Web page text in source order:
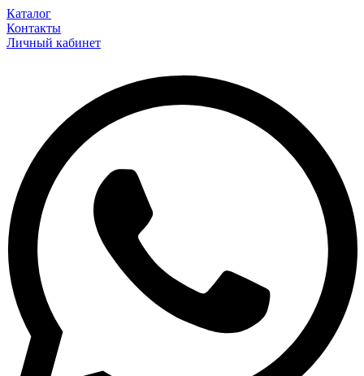
Каталог
Контакты
Личный кабинет